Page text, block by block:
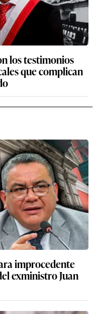
los testimonios
que complican
improcedente
exministro Juan